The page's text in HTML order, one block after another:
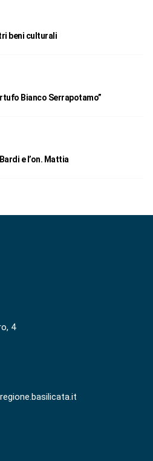
beni culturali
Bianco Serrapotamo”
e l’on. Mattia
4